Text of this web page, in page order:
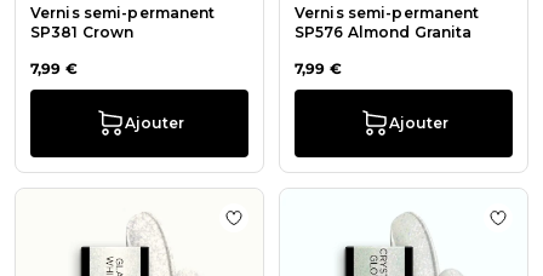
Vernis semi-permanent
SP381 Crown
7,99 €
Ajouter
Vernis semi-permanent
SP576 Almond Granita
7,99 €
Ajouter
Ajouter à la liste de souhaits